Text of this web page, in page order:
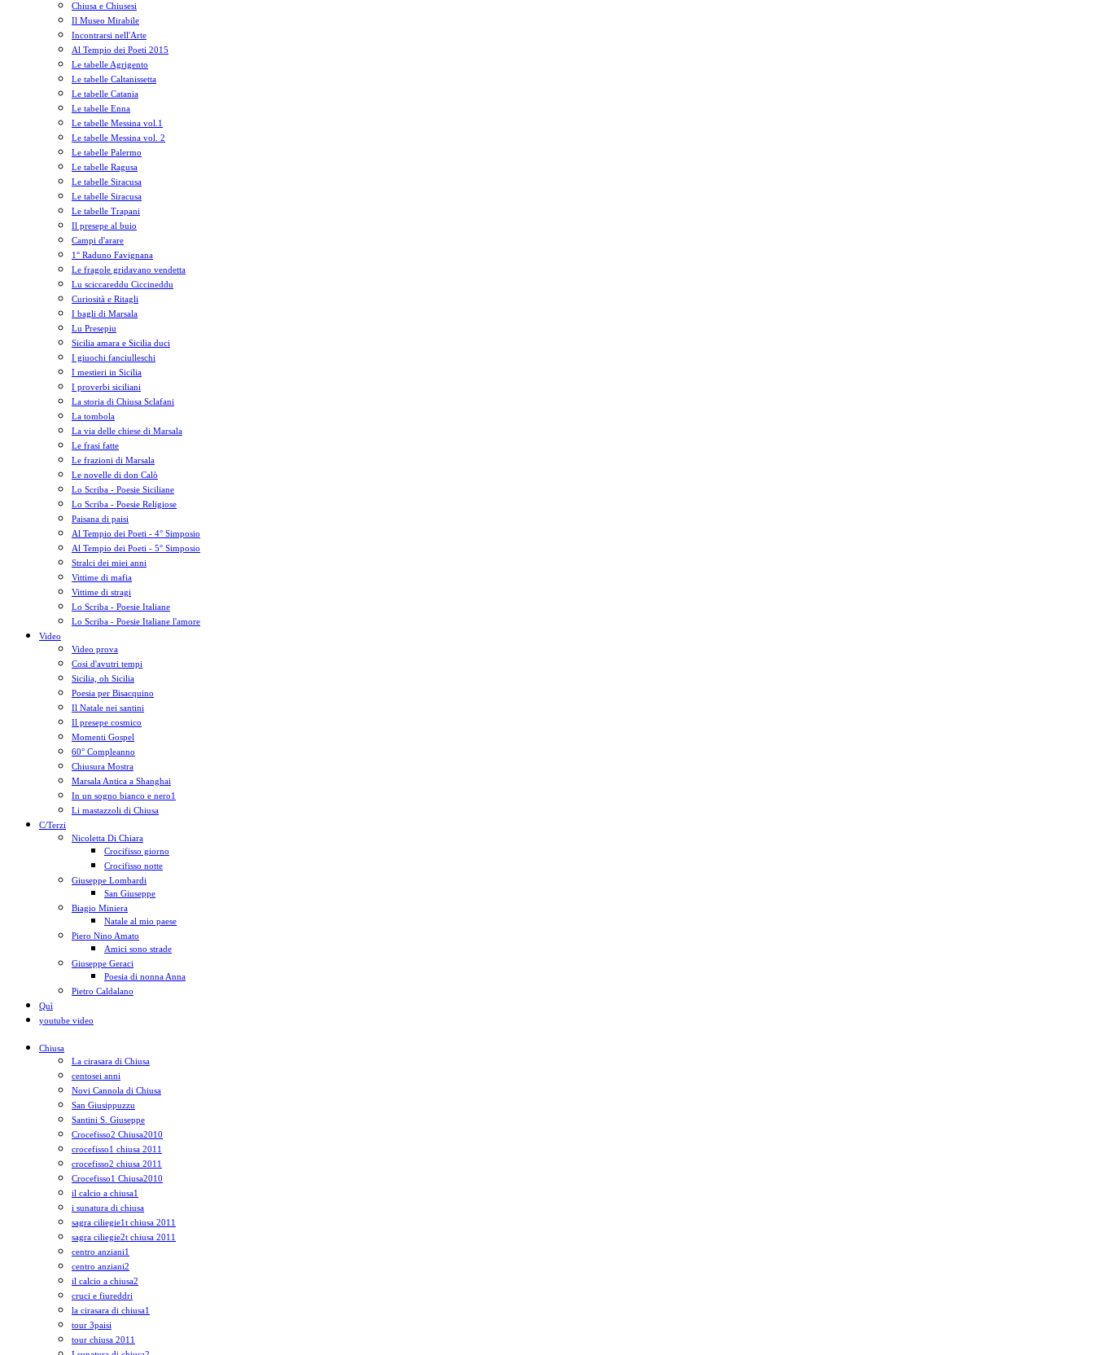
Chiusa e Chiusesi
Il Museo Mirabile
Incontrarsi nell'Arte
Al Tempio dei Poeti 2015
Le tabelle Agrigento
Le tabelle Caltanissetta
Le tabelle Catania
Le tabelle Enna
Le tabelle Messina vol.1
Le tabelle Messina vol. 2
Le tabelle Palermo
Le tabelle Ragusa
Le tabelle Siracusa
Le tabelle Siracusa
Le tabelle Trapani
Il presepe al buio
Campi d'arare
1° Raduno Favignana
Le fragole gridavano vendetta
Lu sciccareddu Ciccineddu
Curiosità e Ritagli
I bagli di Marsala
Lu Presepiu
Sicilia amara e Sicilia duci
I giuochi fanciulleschi
I mestieri in Sicilia
I proverbi siciliani
La storia di Chiusa Sclafani
La tombola
La via delle chiese di Marsala
Le frasi fatte
Le frazioni di Marsala
Le novelle di don Calò
Lo Scriba - Poesie Siciliane
Lo Scriba - Poesie Religiose
Paisana di paisi
Al Tempio dei Poeti - 4° Simposio
Al Tempio dei Poeti - 5° Simposio
Stralci dei miei anni
Vittime di mafia
Vittime di stragi
Lo Scriba - Poesie Italiane
Lo Scriba - Poesie Italiane l'amore
Video
Video prova
Cosi d'avutri tempi
Sicilia, oh Sicilia
Poesia per Bisacquino
Il Natale nei santini
Il presepe cosmico
Momenti Gospel
60° Compleanno
Chiusura Mostra
Marsala Antica a Shanghai
In un sogno bianco e nero1
Li mastazzoli di Chiusa
C/Terzi
Nicoletta Di Chiara
Crocifisso giorno
Crocifisso notte
Giuseppe Lombardi
San Giuseppe
Biagio Miniera
Natale al mio paese
Piero Nino Amato
Amici sono strade
Giuseppe Geraci
Poesia di nonna Anna
Pietro Caldalano
Quì
youtube video
Chiusa
La cirasara di Chiusa
centosei anni
Novi Cannola di Chiusa
San Giusippuzzu
Santini S. Giuseppe
Crocefisso2 Chiusa2010
crocefisso1 chiusa 2011
crocefisso2 chiusa 2011
Crocefisso1 Chiusa2010
il calcio a chiusa1
i sunatura di chiusa
sagra ciliegie1t chiusa 2011
sagra ciliegie2t chiusa 2011
centro anziani1
centro anziani2
il calcio a chiusa2
cruci e fiureddri
la cirasara di chiusa1
tour 3paisi
tour chiusa 2011